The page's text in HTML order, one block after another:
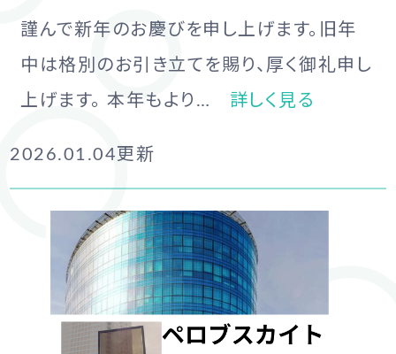
謹んで新年のお慶びを申し上げます。旧年
中は格別のお引き立てを賜り、厚く御礼申し
上げます。 本年もより…
詳しく見る
2026.01.04更新